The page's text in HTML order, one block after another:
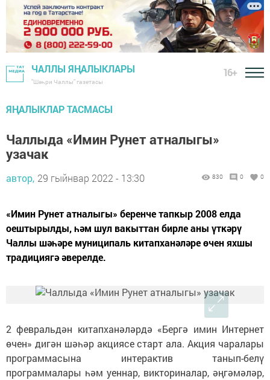
ЧАЛЛЫ ЯҢАЛЫКЛАРЫ
"Шәһри Чаллы" газетасы
16+
ЯҢАЛЫКЛАР ТАСМАСЫ
Чаллыда «Имин Рунет атналыгы»
узачак
автор, 29 гыйнвар 2022 - 13:30 830 0 0
«Имин Рунет атналыгы» беренче тапкыр 2008 елда
оештырылды, һәм шул вакыттан бирле аны үткәрү
Чаллы шәһәре муниципаль китапханәләре өчен яхшы
традициягә әверелде.
2 февральдән китапханәләрдә «Бергә имин Интернет
өчен» дигән шәһәр акциясе старт ала. Акция чаралары
программасына интерактив танып-белү
программалары һәм уеннар, викториналар, әңгәмәләр,